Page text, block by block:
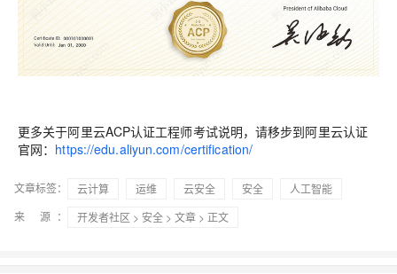
更多关于阿里云ACP认证工程师考试说明，请移步到阿里云认证
官网： https://edu.aliyun.com/certification/
文章标签： 云计算 运维 云安全 安全
人工智能
来 源：
开发者社区 > 安全 > 文章 > 正文